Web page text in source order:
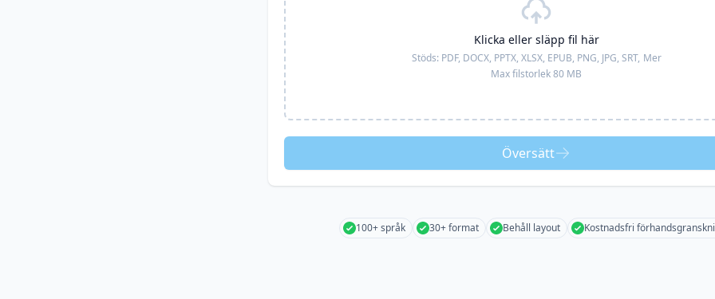
Klicka eller släpp fil här
Stöds: PDF, DOCX, PPTX, XLSX, EPUB, PNG, JPG, SRT, Mer
Max filstorlek 80 MB
Översätt
100+ språk 30+ format Behåll layout Kostnadsfri